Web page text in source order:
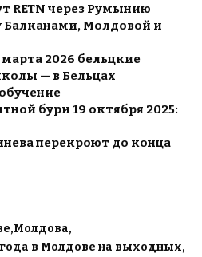
RETN через Румынию
Балканами, Молдовой и
2026 бельцкие
— в Бельцах
бури 19 октября 2025:
перекроют до конца
Молдова
в Молдове на выходных